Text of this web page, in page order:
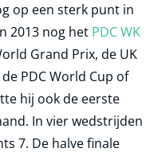
op een sterk punt in
2013 nog het PDC WK
Grand Prix, de UK
PDC World Cup of
hij ook de eerste
In vier wedstrijden
7. De halve finale